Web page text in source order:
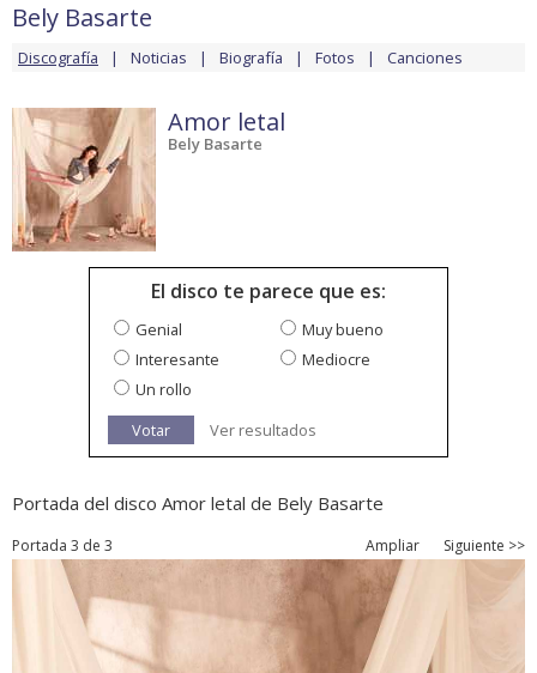
Bely Basarte
Discografía Noticias Biografía Fotos Canciones
Amor letal
Bely Basarte
El disco te parece que es:
Genial
Muy bueno
Interesante
Mediocre
Un rollo
Votar
Ver resultados
Portada del disco Amor letal de Bely Basarte
Portada 3 de 3 Ampliar Siguiente >>